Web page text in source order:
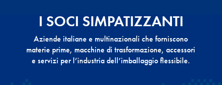
I SOCI SIMPATIZZANTI
Aziende italiane e multinazionali che forniscono
materie prime, macchine di trasformazione, accessori
e servizi per l’industria dell’imballaggio flessibile.